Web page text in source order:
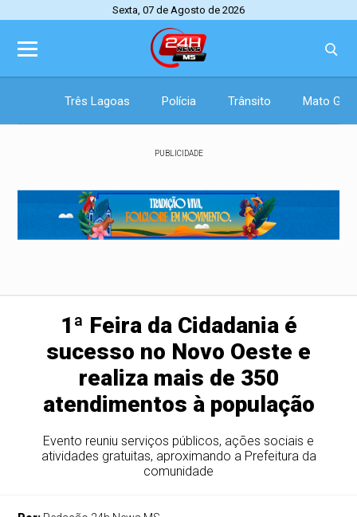
Sexta, 07 de Agosto de 2026
Três Lagoas Polícia Trânsito Mato
PUBLICIDADE
1ª Feira da Cidadania é
sucesso no Novo Oeste e
realiza mais de 350
atendimentos à população
Evento reuniu serviços públicos, ações sociais e
atividades gratuitas, aproximando a Prefeitura da
comunidade